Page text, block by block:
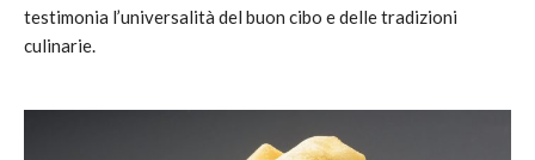
testimonia l’universalità del buon cibo e delle tradizioni
culinarie.